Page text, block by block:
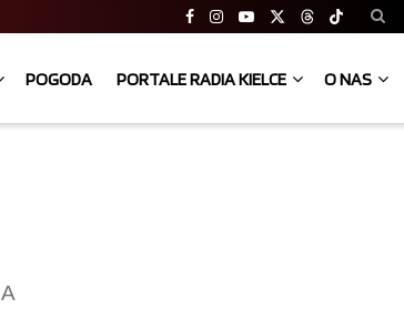
POGODA PORTALE RADIA KIELCE O NAS
A